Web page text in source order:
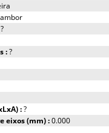
?
:?
:?
eixos (mm) :0.000